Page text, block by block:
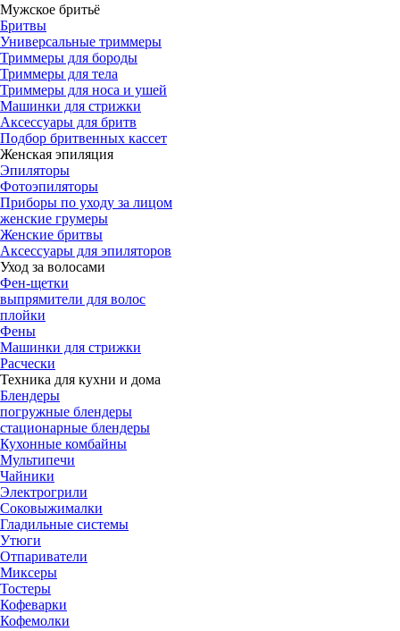
Мужское бритьё
Бритвы
Универсальные триммеры
Триммеры для бороды
Триммеры для тела
Триммеры для носа и ушей
Машинки для стрижки
Аксессуары для бритв
Подбор бритвенных кассет
Женская эпиляция
Эпиляторы
Фотоэпиляторы
Приборы по уходу за лицом
женские грумеры
Женские бритвы
Аксессуары для эпиляторов
Уход за волосами
Фен-щетки
выпрямители для волос
плойки
Фены
Машинки для стрижки
Расчески
Техника для кухни и дома
Блендеры
погружные блендеры
стационарные блендеры
Кухонные комбайны
Мультипечи
Чайники
Электрогрили
Соковыжималки
Гладильные системы
Утюги
Отпариватели
Миксеры
Тостеры
Кофеварки
Кофемолки